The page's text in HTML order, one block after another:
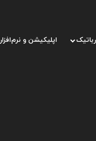
اپلیکیشن و نرم‌افزار